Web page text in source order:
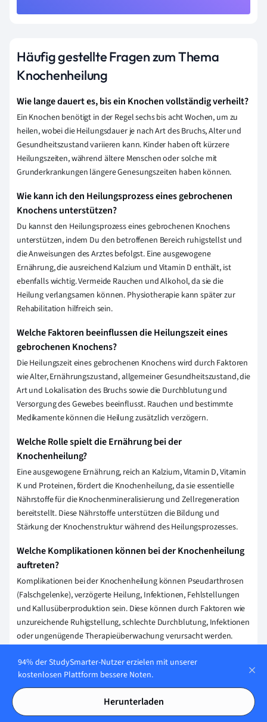
Häufig gestellte Fragen zum Thema
Knochenheilung
Wie lange dauert es, bis ein Knochen vollständig verheilt?
Ein Knochen benötigt in der Regel sechs bis acht Wochen, um zu
heilen, wobei die Heilungsdauer je nach Art des Bruchs, Alter und
Gesundheitszustand variieren kann. Kinder haben oft kürzere
Heilungszeiten, während ältere Menschen oder solche mit
Grunderkrankungen längere Genesungszeiten haben können.
Wie kann ich den Heilungsprozess eines gebrochenen
Knochens unterstützen?
Du kannst den Heilungsprozess eines gebrochenen Knochens
unterstützen, indem Du den betroffenen Bereich ruhigstellst und
die Anweisungen des Arztes befolgst. Eine ausgewogene
Ernährung, die ausreichend Kalzium und Vitamin D enthält, ist
ebenfalls wichtig. Vermeide Rauchen und Alkohol, da sie die
Heilung verlangsamen können. Physiotherapie kann später zur
Rehabilitation hilfreich sein.
Welche Faktoren beeinflussen die Heilungszeit eines
gebrochenen Knochens?
Die Heilungszeit eines gebrochenen Knochens wird durch Faktoren
wie Alter, Ernährungszustand, allgemeiner Gesundheitszustand, die
Art und Lokalisation des Bruchs sowie die Durchblutung und
Versorgung des Gewebes beeinflusst. Rauchen und bestimmte
Medikamente können die Heilung zusätzlich verzögern.
Welche Rolle spielt die Ernährung bei der
Knochenheilung?
Eine ausgewogene Ernährung, reich an Kalzium, Vitamin D, Vitamin
K und Proteinen, fördert die Knochenheilung, da sie essentielle
Nährstoffe für die Knochenmineralisierung und Zellregeneration
bereitstellt. Diese Nährstoffe unterstützen die Bildung und
Stärkung der Knochenstruktur während des Heilungsprozesses.
Welche Komplikationen können bei der Knochenheilung
auftreten?
Komplikationen bei der Knochenheilung können Pseudarthrosen
(Falschgelenke), verzögerte Heilung, Infektionen, Fehlstellungen
und Kallusüberproduktion sein. Diese können durch Faktoren wie
unzureichende Ruhigstellung, schlechte Durchblutung, Infektionen
oder ungenügende Therapieüberwachung verursacht werden.
Erklärung speichern
94% der StudySmarter-Nutzer erzielen mit unserer
kostenlosen Plattform bessere Noten.
Herunterladen